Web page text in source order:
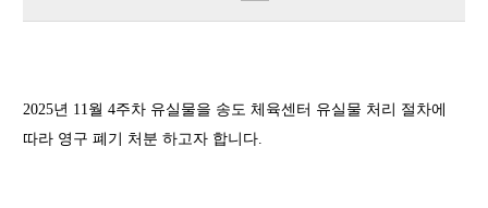
2025년 11월 4주차 유실물을 송도 체육센터 유실물 처리 절차에
따라 영구 폐기 처분 하고자 합니다.